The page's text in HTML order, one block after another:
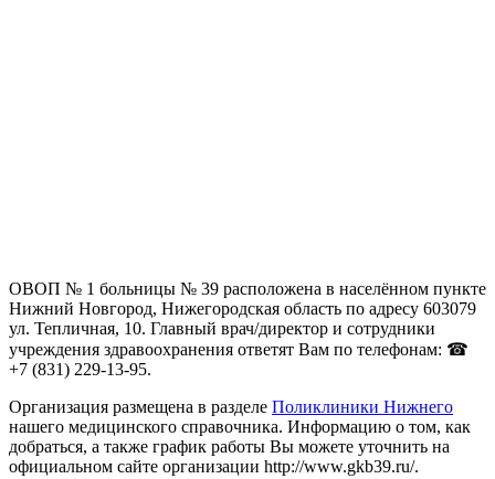
ОВОП № 1 больницы № 39 расположена в населённом пункте
Нижний Новгород, Нижегородская область по адресу 603079
ул. Тепличная, 10. Главный врач/директор и сотрудники
учреждения здравоохранения ответят Вам по телефонам: ☎
+7 (831) 229-13-95.
Организация размещена в разделе Поликлиники Нижнего
нашего медицинского справочника. Информацию о том, как
добраться, а также график работы Вы можете уточнить на
официальном сайте организации http://www.gkb39.ru/.